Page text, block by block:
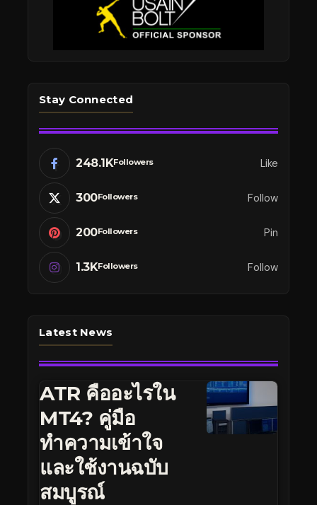
Stay Connected
248.1KFollowers Like
300Followers Follow
200Followers Pin
1.3KFollowers Follow
Latest News
ATR คืออะไรใน
MT4? คู่มือ
ทำความเข้าใจ
และใช้งานฉบับ
สมบูรณ์